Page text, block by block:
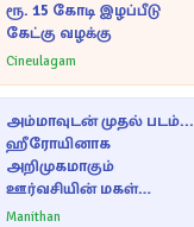
ரூ. 15 கோடி இழப்பீடு
கேட்கு வழக்கு
Cineulagam
அம்மாவுடன் முதல் படம்...
ஹீரோயினாக
அறிமுகமாகும்
ஊர்வசியின் மகள்
தேஜலட்சுமி!
Manithan